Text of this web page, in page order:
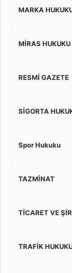
MARKA
MİRAS HUKUKU
RESMİ GAZETE
SİGORTA
Spor Hukuku
TAZMİNAT
TİCARET VE
TRAFİK